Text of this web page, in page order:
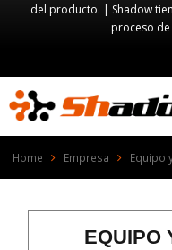
del producto. | Shadow
proceso
Home Empresa Equipo
EQUIPO